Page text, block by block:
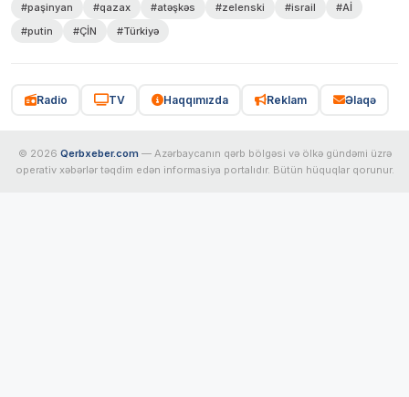
#paşinyan
#qazax #atəşkəs #zelenski #israil
#Aİ
#putin
#ÇİN #Türkiyə
Radio TV Haqqımızda Reklam Əlaqə
© 2026 Qerbxeber.com — Azərbaycanın qərb bölgəsi və ölkə gündəmi üzrə
operativ xəbərlər təqdim edən informasiya portalıdır. Bütün hüquqlar qorunur.